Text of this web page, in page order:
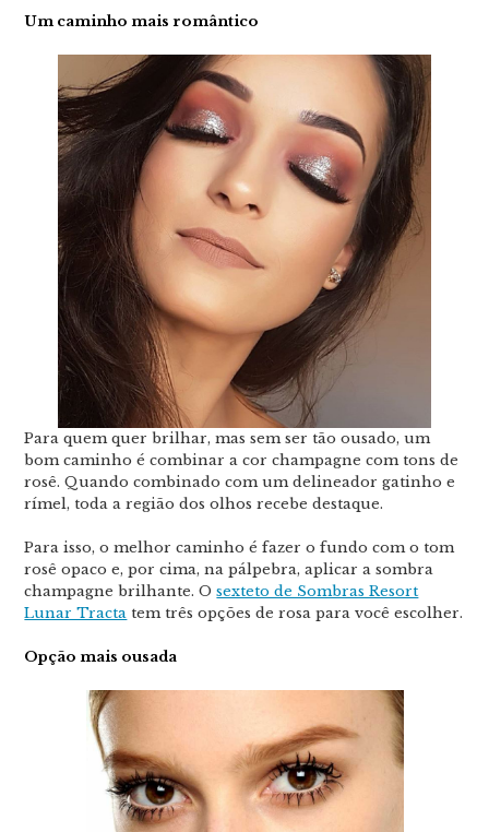
Um caminho mais romântico
Para quem quer brilhar, mas sem ser tão ousado, um
bom caminho é combinar a cor champagne com tons de
rosê. Quando combinado com um delineador gatinho e
rímel, toda a região dos olhos recebe destaque.
Para isso, o melhor caminho é fazer o fundo com o tom
rosê opaco e, por cima, na pálpebra, aplicar a sombra
champagne brilhante. Osexteto de Sombras Resort
Lunar Tracta tem três opções de rosa para você escolher.
Opção mais ousada